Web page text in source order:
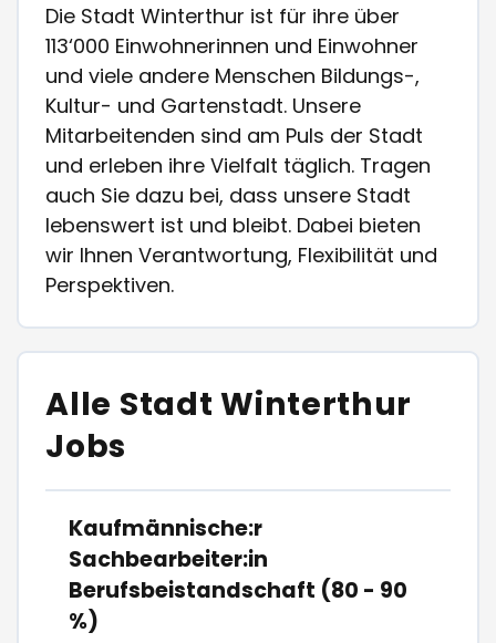
Die Stadt Winterthur ist für ihre über
113‘000 Einwohnerinnen und Einwohner
und viele andere Menschen Bildungs-,
Kultur- und Gartenstadt. Unsere
Mitarbeitenden sind am Puls der Stadt
und erleben ihre Vielfalt täglich. Tragen
auch Sie dazu bei, dass unsere Stadt
lebenswert ist und bleibt. Dabei bieten
wir Ihnen Verantwortung, Flexibilität und
Perspektiven.
Alle Stadt Winterthur
Jobs
Kaufmännische:r
Sachbearbeiter:in
Berufsbeistandschaft (80 - 90
%)